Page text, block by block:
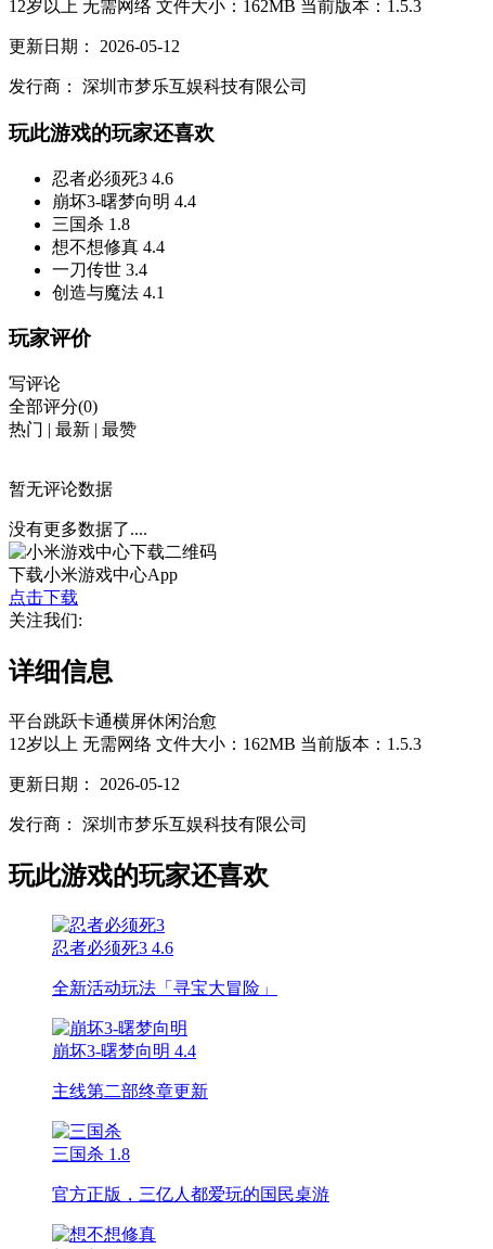
12岁以上 无需网络 文件大小：162MB 当前版本：1.5.3
更新日期： 2026-05-12
发行商： 深圳市梦乐互娱科技有限公司
玩此游戏的玩家还喜欢
忍者必须死3 4.6
崩坏3-曙梦向明 4.4
三国杀 1.8
想不想修真 4.4
一刀传世 3.4
创造与魔法 4.1
玩家评价
写评论
全部评分(0)
热门 | 最新 | 最赞
暂无评论数据
没有更多数据了....
下载小米游戏中心App
点击下载
关注我们:
详细信息
平台跳跃卡通横屏休闲治愈
12岁以上 无需网络 文件大小：162MB 当前版本：1.5.3
更新日期： 2026-05-12
发行商： 深圳市梦乐互娱科技有限公司
玩此游戏的玩家还喜欢
忍者必须死3 4.6
全新活动玩法「寻宝大冒险」
崩坏3-曙梦向明 4.4
主线第二部终章更新
三国杀 1.8
官方正版，三亿人都爱玩的国民桌游